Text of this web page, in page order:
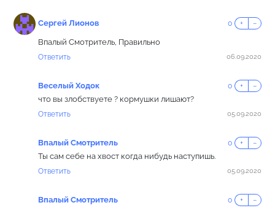
Сергей Лионов 0 + −
Впалый Смотритель, Правильно
Ответить 06.09.2020
Веселый Ходок 0 + −
что вы злобствуете ? кормушки лишают?
Ответить 05.09.2020
Впалый Смотритель 0 + −
Ты сам себе на хвост когда нибудь наступишь.
Ответить 05.09.2020
Впалый Смотритель 0 + −